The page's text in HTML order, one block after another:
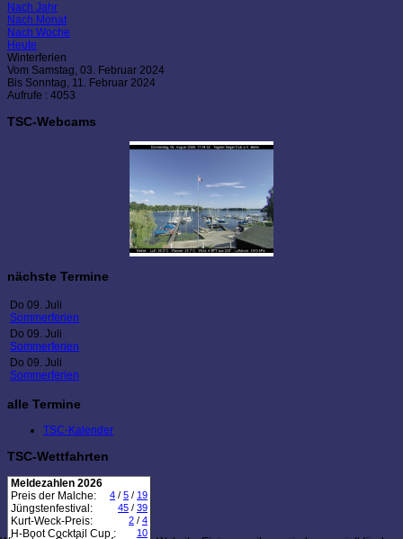
Nach Jahr
Nach Monat
Nach Woche
Heute
Winterferien
Vom Samstag, 03. Februar 2024
Bis Sonntag, 11. Februar 2024
Aufrufe : 4053
TSC-Webcams
nächste Termine
Do 09. Juli
Sommerferien
Do 09. Juli
Sommerferien
Do 09. Juli
Sommerferien
alle Termine
TSC-Kalender
TSC-Wettfahrten
Meldezahlen 2026
Preis der Malche:
4 / 5 / 19
Jüngstenfestival: 45 / 39
Kurt-Weck-Preis: 2 / 4
H-Boot Cocktail Cup : 10